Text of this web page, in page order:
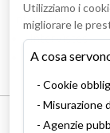
Intervistes
Intervistes
Glossario
Utilizziamo i
migliorare le
A cosa
Cookie
Misurazione
Agenzie